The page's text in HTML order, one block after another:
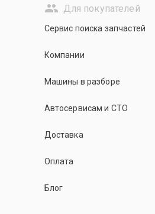
Для покупателей
Сервис поиска запчастей
Компании
Машины в разборе
Автосервисам и СТО
Доставка
Оплата
Блог